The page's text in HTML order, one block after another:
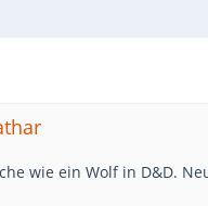
wie ein Wolf in D&D.